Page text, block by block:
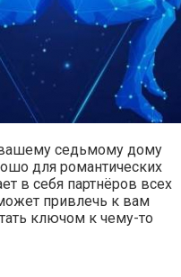
седьмому дому
для романтических
в себя партнёров всех
привлечь к вам
ключом к чему-то